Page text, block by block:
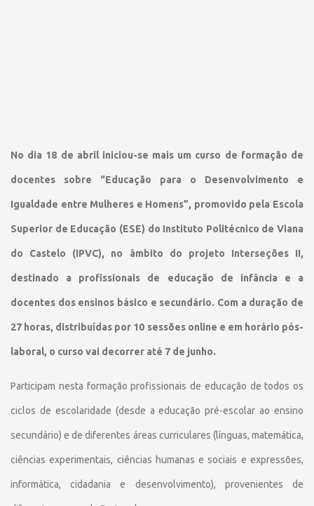
No dia 18 de abril iniciou-se mais um curso de formação de
docentes sobre “Educação para o Desenvolvimento e
Igualdade entre Mulheres e Homens”, promovido pela Escola
Superior de Educação (ESE) do Instituto Politécnico de Viana
do Castelo (IPVC), no âmbito do projeto Interseções II,
destinado a profissionais de educação de infância e a
docentes dos ensinos básico e secundário. Com a duração de
27 horas, distribuídas por 10 sessões online e em horário pós-
laboral, o curso vai decorrer até 7 de junho.
Participam nesta formação profissionais de educação de todos os
ciclos de escolaridade (desde a educação pré-escolar ao ensino
secundário) e de diferentes áreas curriculares (línguas, matemática,
ciências experimentais, ciências humanas e sociais e expressões,
informática, cidadania e desenvolvimento), provenientes de